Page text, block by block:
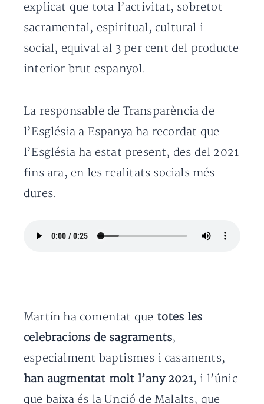
explicat que tota l’activitat, sobretot
sacramental, espiritual, cultural i
social, equival al 3 per cent del producte
interior brut espanyol.
La responsable de Transparència de
l’Església a Espanya ha recordat que
l’Església ha estat present, des del 2021
fins ara, en les realitats socials més
dures.
Martín ha comentat que totes les
celebracions de sagraments,
especialment baptismes i casaments,
han augmentat molt l’any 2021, i l’únic
que baixa és la Unció de Malalts, que